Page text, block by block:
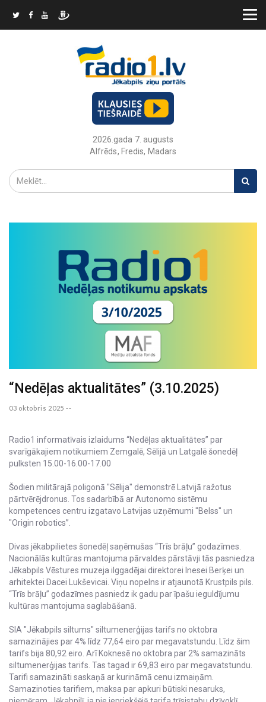
2026.gada 7. augusts
Alfrēds, Fredis, Madars
“Nedēļas aktualitātes” (3.10.2025)
03 oktobris 2025 --
Radio1 informatīvais izlaidums “Nedēļas aktualitātes” par
svarīgākajiem notikumiem Zemgalē, Sēlijā un Latgalē šonedēļ
pulksten 15.00-16.00-17.00
Šodien militārajā poligonā "Sēlija" demonstrē Latvijā ražotus
pārtvērējdronus. Tos sadarbībā ar Autonomo sistēmu
kompetences centru izgatavo Latvijas uzņēmumi "Belss" un
"Origin robotics”.
Divas jēkabpilietes šonedēļ saņēmušas “Trīs brāļu” godazīmes.
Nacionālās kultūras mantojuma pārvaldes pārstāvji tās pasniedza
Jēkabpils Vēstures muzeja ilggadējai direktorei Inesei Berķei un
arhitektei Dacei Lukševicai. Viņu nopelns ir atjaunotā Krustpils pils.
“Trīs brāļu” godazīmes pasniedz ik gadu par īpašu ieguldījumu
kultūras mantojuma saglabāšanā.
SIA "Jēkabpils siltums" siltumenerģijas tarifs no oktobra
samazinājies par 4% līdz 77,64 eiro par megavatstundu. Līdz šim
tarifs bija 80,92 eiro. Arī Koknesē no oktobra par 2% samazināts
siltumenerģijas tarifs. Tas tagad ir 69,83 eiro par megavatstundu.
Tarifi samazināti saskaņā ar kurināmā cenu izmaiņām.
Samazinoties tarifiem, maksa par apkuri būtiski nesaruks,